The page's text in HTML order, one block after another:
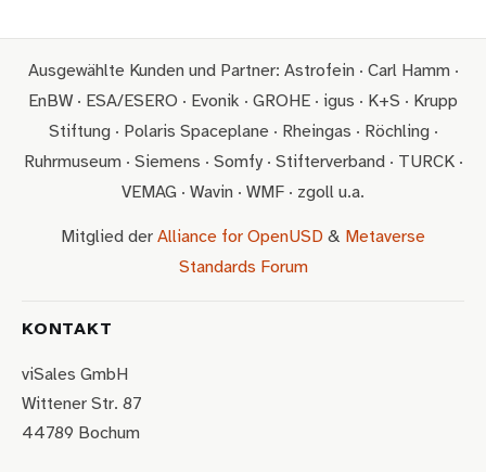
Ausgewählte Kunden und Partner: Astrofein · Carl Hamm ·
EnBW · ESA/ESERO · Evonik · GROHE · igus · K+S · Krupp
Stiftung · Polaris Spaceplane · Rheingas · Röchling ·
Ruhrmuseum · Siemens · Somfy · Stifterverband · TURCK ·
VEMAG · Wavin · WMF · zgoll u.a.
Mitglied der Alliance for OpenUSD & Metaverse
Standards Forum
KONTAKT
viSales GmbH
Wittener Str. 87
44789 Bochum